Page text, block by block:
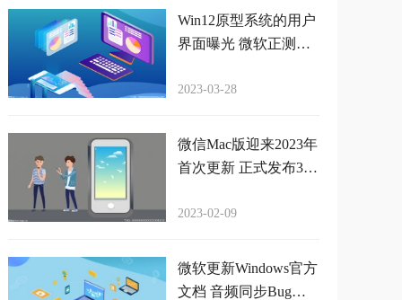
Win12原型系统的用户
界面曝光 微软正测试
2023-03-28
微信Mac版迎来2023年
首次更新 正式发布3.7.
2023-02-09
微软更新Windows官方
文档 音频同步Bug影